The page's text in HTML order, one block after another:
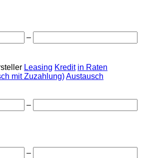
–
Leasing Kredit in Raten
mit Zuzahlung)Austausch
–
–